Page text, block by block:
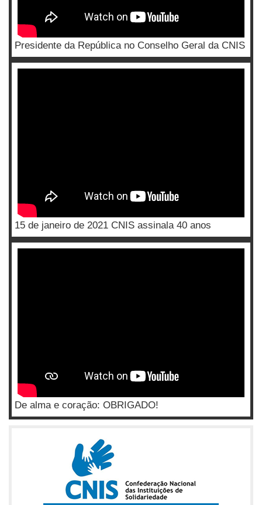
Presidente da República no Conselho Geral da CNIS
15 de janeiro de 2021 CNIS assinala 40 anos
De alma e coração: OBRIGADO!